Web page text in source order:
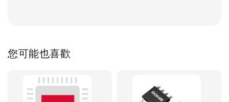
您可能也喜歡